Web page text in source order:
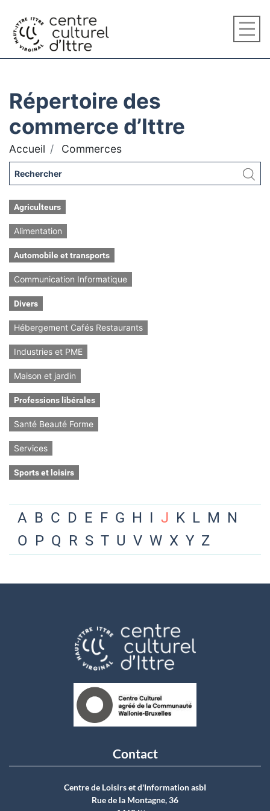
Répertoire des
commerce d’Ittre
Accueil Commerces
Agriculteurs
Alimentation
Automobile et transports
Communication Informatique
Divers
Hébergement Cafés Restaurants
Industries et PME
Maison et jardin
Professions libérales
Santé Beauté Forme
Services
Sports et loisirs
A B C D E F G H I J K L M N
O P Q R S T U V W X Y Z
Contact
Centre de Loisirs et d'Information asbI
Rue de la Montagne, 36